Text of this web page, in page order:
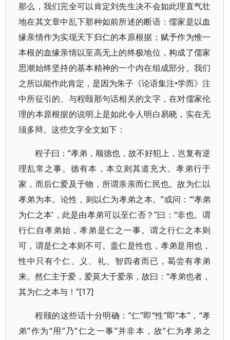
那么，我们完全可以肯定刘先生决不会如此理直气壮
地在其文章中乱下那种如前所述的断语：儒家是以血
缘亲情作为实现天下归仁的本原根据；赋予作为惟一
本根的血缘亲情以至高无上的终极地位，构成了儒家
思潮始终坚持的基本精神的一个内在组成部分。我们
之所以能作此肯定，是因为朱子《论语集注•学而》注
中所征引的、与程颐那句话相关的文字，在对儒家伦
理的本原根据的说明上是如此令人明白易晓，实在无
须多辩。这些文字全文如下：
程子曰：“孝弟，顺德也，故不好犯上，岂复有逆
理乱常之事。德有本，本立则其道充大。孝弟行于
家，而后仁爱及于物，所谓亲亲而仁民也。故为仁以
孝弟为本。论性，则以仁为孝弟之本。”或问：“‘孝弟
为仁之本’，此是由孝弟可以至仁否？”曰：“非也。谓
行仁自孝弟始，孝弟是仁之一事。谓之行仁之本则
可，谓是仁之本则不可。盖仁是性也，孝弟是用也，
性中只有个仁、义、礼、智四者而已，曷尝有孝弟
来。然仁主于爱，爱莫大于爱亲，故曰：“孝弟也者，
其为仁之本与！”[17]
程颐的这些话十分明确：“仁”即“性”即“本”，“孝
弟”作为“用”乃“仁之一事”并非本，故“仁为孝弟之